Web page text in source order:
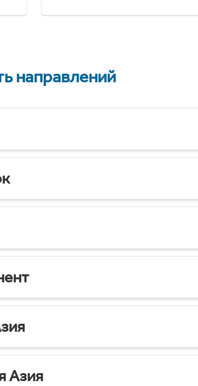
направлений
Азия